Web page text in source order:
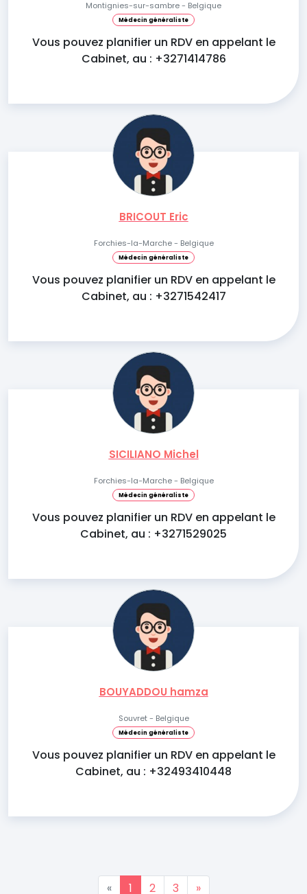
Montignies-sur-sambre - Belgique
Médecin généraliste
Vous pouvez planifier un RDV en appelant le
Cabinet, au : +3271414786
BRICOUT Eric
Forchies-la-Marche - Belgique
Médecin généraliste
Vous pouvez planifier un RDV en appelant le
Cabinet, au : +3271542417
SICILIANO Michel
Forchies-la-Marche - Belgique
Médecin généraliste
Vous pouvez planifier un RDV en appelant le
Cabinet, au : +3271529025
BOUYADDOU hamza
Souvret - Belgique
Médecin généraliste
Vous pouvez planifier un RDV en appelant le
Cabinet, au : +32493410448
« 1 2 3 »